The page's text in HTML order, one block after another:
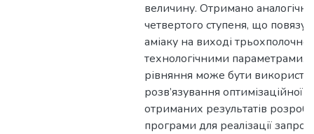
величину. Отримано
четвертого ступеня, що
аміаку на виході
технологічними параметрами.
рівняння може бути
розв’язування оптимізаційної
отриманих результатів
програми для реалізації